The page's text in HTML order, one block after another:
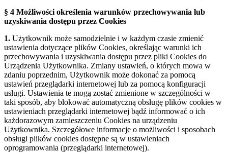
§ 4 Możliwości określenia warunków przechowywania lub
uzyskiwania dostępu przez Cookies
1. Użytkownik może samodzielnie i w każdym czasie zmienić
ustawienia dotyczące plików Cookies, określając warunki ich
przechowywania i uzyskiwania dostępu przez pliki Cookies do
Urządzenia Użytkownika. Zmiany ustawień, o których mowa w
zdaniu poprzednim, Użytkownik może dokonać za pomocą
ustawień przeglądarki internetowej lub za pomocą konfiguracji
usługi. Ustawienia te mogą zostać zmienione w szczególności w
taki sposób, aby blokować automatyczną obsługę plików cookies w
ustawieniach przeglądarki internetowej bądź informować o ich
każdorazowym zamieszczeniu Cookies na urządzeniu
Użytkownika. Szczegółowe informacje o możliwości i sposobach
obsługi plików cookies dostępne są w ustawieniach
oprogramowania (przeglądarki internetowej).